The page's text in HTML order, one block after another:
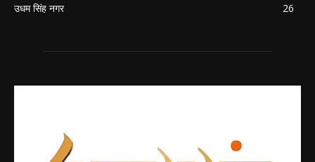
उधम सिंह नगर
26